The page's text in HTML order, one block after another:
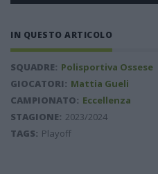
IN QUESTO ARTICOLO
SQUADRE: Polisportiva Ossese
GIOCATORI: Mattia Gueli
CAMPIONATO: Eccellenza
STAGIONE: 2023/2024
TAGS: Playoff